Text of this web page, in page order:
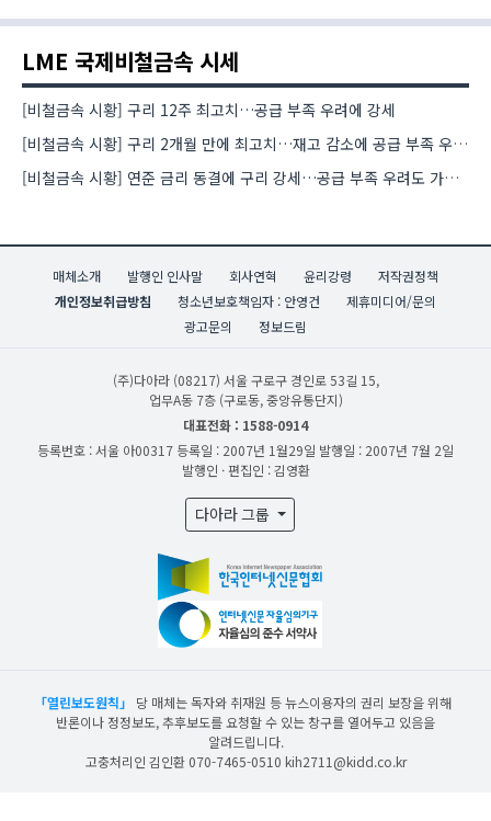
LME 국제비철금속 시세
[비철금속 시황] 구리 12주 최고치…공급 부족 우려에 강세
[비철금속 시황] 구리 2개월 만에 최고치…재고 감소에 공급 부족 우려 확대
[비철금속 시황] 연준 금리 동결에 구리 강세…공급 부족 우려도 가격 지지
매체소개 발행인 인사말 회사연혁 윤리강령
저작권정책
개인정보취급방침
청소년보호책임자 : 안영건
제휴미디어/문의
광고문의
정보드림
(주)다아라 (08217) 서울 구로구 경인로 53길 15,
업무A동 7층 (구로동, 중앙유통단지)
대표전화 : 1588-0914
등록번호 : 서울 아00317 등록일 : 2007년 1월29일 발행일 : 2007년 7월 2일
발행인 · 편집인 : 김영환
다아라 그룹
「열린보도원칙」
당 매체는 독자와 취재원 등 뉴스이용자의 권리 보장을 위해
반론이나 정정보도, 추후보도를 요청할 수 있는 창구를 열어두고 있음을
알려드립니다.
고충처리인 김인환 070-7465-0510 kih2711@kidd.co.kr